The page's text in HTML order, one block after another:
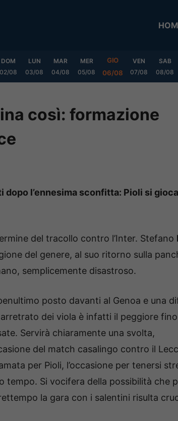
DOM
02/08
LUN
03/08
MAR
04/08
MER
05/08
GIO
06/08
VEN
07/08
SAB
08/08
così: formazione
l’ennesima sconfitta: Pioli si
del tracollo contro l’Inter. Stefano
del genere, al suo ritorno sulla
semplicemente disastroso.
posto davanti al Genoa e una
dei viola è infatti il peggiore
Servirà chiaramente una svolta,
del match casalingo contro il
per Pioli, l’occasione per tenersi
tempo. Si vocifera della possibilità che
la gara con i salentini risulta